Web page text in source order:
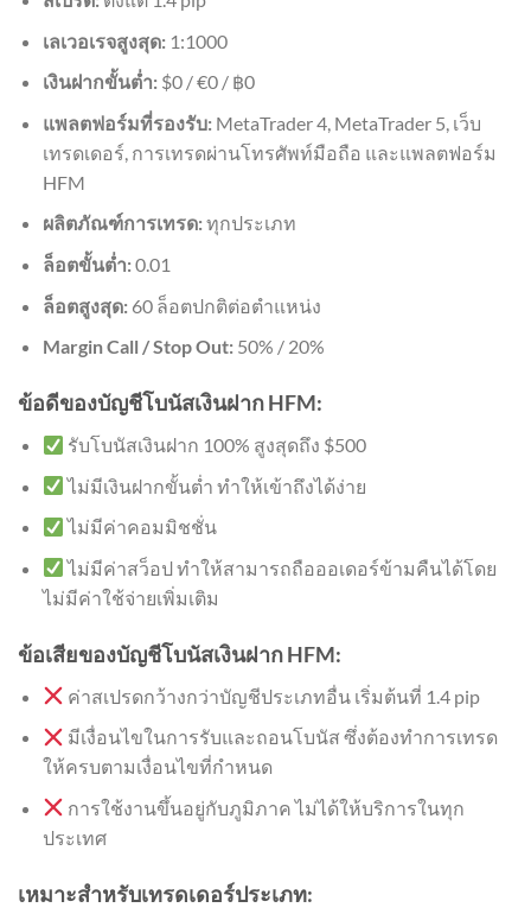
เลเวอเรจสูงสุด:1:1000
เงินฝากขั้นต่ำ:$0 / €0 / ฿0
แพลตฟอร์มที่รองรับ:MetaTrader 4, MetaTrader 5, เว็บ
เทรดเดอร์, การเทรดผ่านโทรศัพท์มือถือ และแพลตฟอร์ม
HFM
ผลิตภัณฑ์การเทรด:ทุกประเภท
ล็อตขั้นต่ำ:0.01
ล็อตสูงสุด:60 ล็อตปกติต่อตำแหน่ง
Margin Call / Stop Out:50% / 20%
ข้อดีของบัญชีโบนัสเงินฝาก HFM:
รับโบนัสเงินฝาก 100% สูงสุดถึง $500
ไม่มีเงินฝากขั้นต่ำ ทำให้เข้าถึงได้ง่าย
ไม่มีค่าคอมมิชชั่น
ไม่มีค่าสว็อป ทำให้สามารถถือออเดอร์ข้ามคืนได้โดย
ไม่มีค่าใช้จ่ายเพิ่มเติม
ข้อเสียของบัญชีโบนัสเงินฝาก HFM:
ค่าสเปรดกว้างกว่าบัญชีประเภทอื่น เริ่มต้นที่ 1.4 pip
มีเงื่อนไขในการรับและถอนโบนัส ซึ่งต้องทำการเทรด
ให้ครบตามเงื่อนไขที่กำหนด
การใช้งานขึ้นอยู่กับภูมิภาค ไม่ได้ให้บริการในทุก
ประเทศ
เหมาะสำหรับเทรดเดอร์ประเภท: